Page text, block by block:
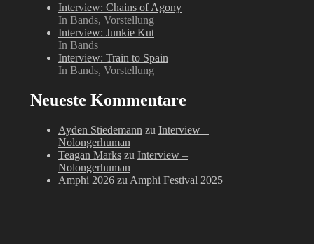
Interview: Chains of Agony
In Bands, Vorstellung
Interview: Junkie Kut
In Bands
Interview: Train to Spain
In Bands, Vorstellung
Neueste Kommentare
Ayden Stiedemann zu Interview –
Nolongerhuman
Teagan Marks zu Interview –
Nolongerhuman
Amphi 2026 zu Amphi Festival 2025